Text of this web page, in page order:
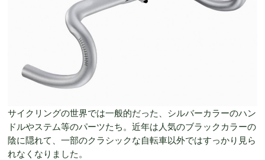
サイクリングの世界では一般的だった、シルバーカラーのハン
ドルやステム等のパーツたち。近年は人気のブラックカラーの
陰に隠れて、一部のクラシックな自転車以外ではすっかり見ら
れなくなりました。